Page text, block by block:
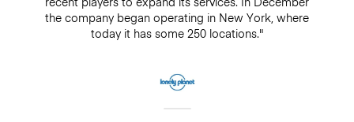
the company began operating in New York, where
today it has some 250 locations."